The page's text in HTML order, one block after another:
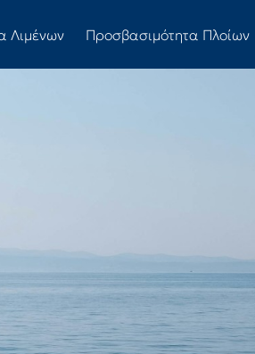
Λιμένων Προσβασιμότητα Πλοίων